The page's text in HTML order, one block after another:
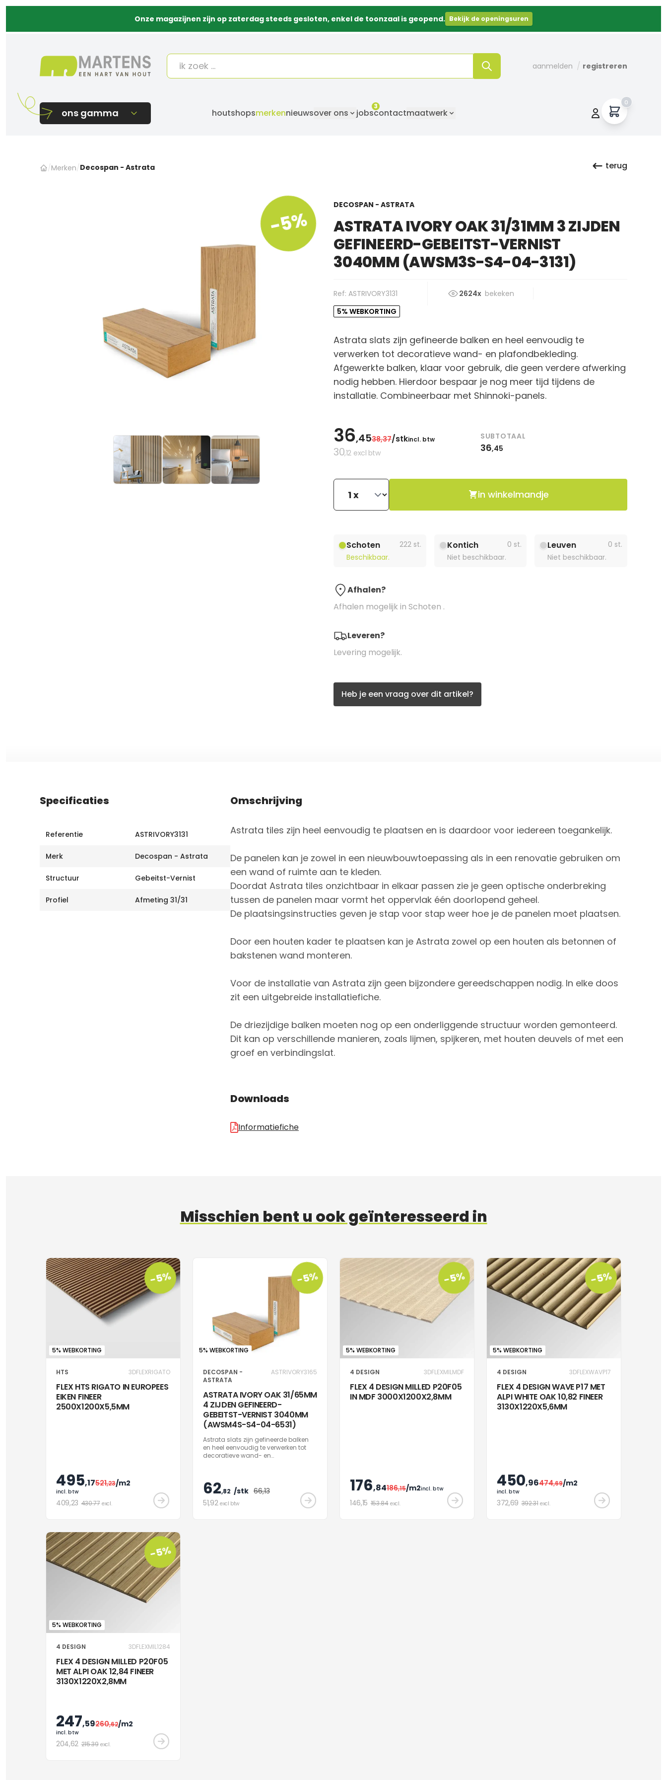
Onze magazijnen zijn op zaterdag steeds gesloten, enkel de toonzaal is geopend. Bekijk de openingsuren
aanmelden / registreren
ons gamma houtshopsmerkennieuwsover ons
3
jobscontactmaatwerk
0
/Merken/Decospan - Astrata terug
-5%
DECOSPAN - ASTRATA
ASTRATA IVORY OAK 31/31MM 3 ZIJDEN
GEFINEERD-GEBEITST-VERNIST
3040MM (AWSM3S-S4-04-3131)
Ref: ASTRIVORY3131 2624x bekeken
5% WEBKORTING
Astrata slats zijn gefineerde balken en heel eenvoudig te
verwerken tot decoratieve wand- en plafondbekleding.
Afgewerkte balken, klaar voor gebruik, die geen verdere afwerking
nodig hebben. Hierdoor bespaar je nog meer tijd tijdens de
installatie. Combineerbaar met Shinnoki-panels.
36,4538,37/stkincl. btw
30,12 excl btw
SUBTOTAAL
36,45
in winkelmandje
Schoten
222 st.
Beschikbaar.
Kontich
0 st.
Niet beschikbaar.
Leuven
0 st.
Niet beschikbaar.
Afhalen?
Afhalen mogelijk in Schoten .
Leveren?
Levering mogelijk.
Heb je een vraag over dit artikel?
Specificaties
Referentie ASTRIVORY3131
Merk Decospan - Astrata
Structuur Gebeitst-Vernist
Profiel Afmeting 31/31
Omschrijving
Astrata tiles zijn heel eenvoudig te plaatsen en is daardoor voor iedereen toegankelijk.
De panelen kan je zowel in een nieuwbouwtoepassing als in een renovatie gebruiken om
een wand of ruimte aan te kleden.
Doordat Astrata tiles onzichtbaar in elkaar passen zie je geen optische onderbreking
tussen de panelen maar vormt het oppervlak één doorlopend geheel.
De plaatsingsinstructies geven je stap voor stap weer hoe je de panelen moet plaatsen.
Door een houten kader te plaatsen kan je Astrata zowel op een houten als betonnen of
bakstenen wand monteren.
Voor de installatie van Astrata zijn geen bijzondere gereedschappen nodig. In elke doos
zit een uitgebreide installatiefiche.
De driezijdige balken moeten nog op een onderliggende structuur worden gemonteerd.
Dit kan op verschillende manieren, zoals lijmen, spijkeren, met houten deuvels of met een
groef en verbindingslat.
Downloads
Informatiefiche
Misschien bent u ook geïnteresseerd in
-5%
5% WEBKORTING
HTS 3DFLEXRIGATO
FLEX HTS RIGATO IN EUROPEES
EIKEN FINEER
2500X1200X5,5MM
495,17521,23/m2
incl. btw
409,23 430.77 excl.
-5%
5% WEBKORTING
DECOSPAN -
ASTRATA
ASTRIVORY3165
ASTRATA IVORY OAK 31/65MM
4 ZIJDEN GEFINEERD-
GEBEITST-VERNIST 3040MM
(AWSM4S-S4-04-6531)
Astrata slats zijn gefineerde balken
en heel eenvoudig te verwerken tot
decoratieve wand- en
bespaar je nog meer tijd tijdens de
installatie. Combineerbaar met
Shinnoki-panels.
62,82 /stk 66,13
51,92 excl btw
-5%
5% WEBKORTING
4 DESIGN 3DFLEXMILMDF
FLEX 4 DESIGN MILLED P20F05
IN MDF 3000X1200X2,8MM
176,84186,15/m2incl. btw
146,15 153.84 excl.
-5%
5% WEBKORTING
4 DESIGN 3DFLEXWAVP17
FLEX 4 DESIGN WAVE P17 MET
ALPI WHITE OAK 10,82 FINEER
3130X1220X5,6MM
450,96474,69/m2
incl. btw
372,69 392.31 excl.
-5%
5% WEBKORTING
4 DESIGN 3DFLEXMIL1284
FLEX 4 DESIGN MILLED P20F05
MET ALPI OAK 12,84 FINEER
3130X1220X2,8MM
247,59260,62/m2
incl. btw
204,62 215.39 excl.